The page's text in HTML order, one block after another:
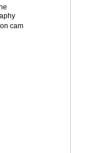
cam